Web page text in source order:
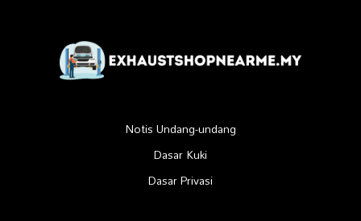
Notis Undang-undang
Dasar Kuki
Dasar Privasi